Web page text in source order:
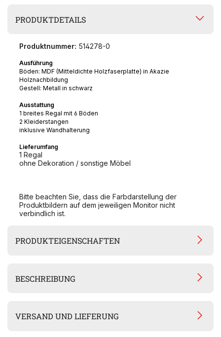
PRODUKTDETAILS
Produktnummer: 514278-0
Ausführung
Böden: MDF (Mitteldichte Holzfaserplatte) in Akazie
Holznachbildung
Gestell: Metall in schwarz
Ausstattung
1 breites Regal mit 6 Böden
2 Kleiderstangen
inklusive Wandhalterung
Lieferumfang
1 Regal
ohne Dekoration / sonstige Möbel
Bitte beachten Sie, dass die Farbdarstellung der
Produktbildern auf dem jeweiligen Monitor nicht
verbindlich ist.
PRODUKTEIGENSCHAFTEN
BESCHREIBUNG
VERSAND UND LIEFERUNG